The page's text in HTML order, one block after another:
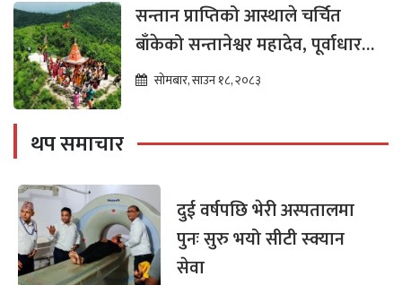
सन्तान प्राप्तिको आस्थाले चर्चित
बाँकेको सन्तानेश्वर महादेव, पूर्वाधार
विकासको पर्खाइमा
सोमबार, साउन १८, २०८३
थप समाचार
दुई वर्षपछि भेरी अस्पतालमा
पुनः सुरु भयो सीटी स्क्यान
सेवा